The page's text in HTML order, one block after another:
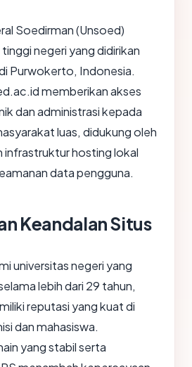
Soedirman (Unsoed)
negeri yang didirikan
Purwokerto, Indonesia.
memberikan akses
dan administrasi kepada
luas, didukung oleh
infrastruktur hosting lokal
data pengguna.
Keandalan Situs
universitas negeri yang
lebih dari 29 tahun,
reputasi yang kuat di
dan mahasiswa.
yang stabil serta